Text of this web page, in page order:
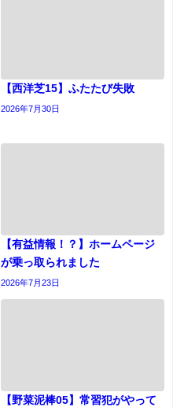
【西洋芝15】ふたたび失敗
2026年7月30日
【有益情報！？】ホームページ
が乗っ取られました
2026年7月23日
【野菜泥棒05】常習犯がやって